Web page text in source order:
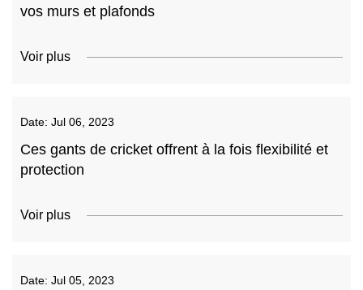
vos murs et plafonds
Voir plus
Date: Jul 06, 2023
Ces gants de cricket offrent à la fois flexibilité et
protection
Voir plus
Date: Jul 05, 2023